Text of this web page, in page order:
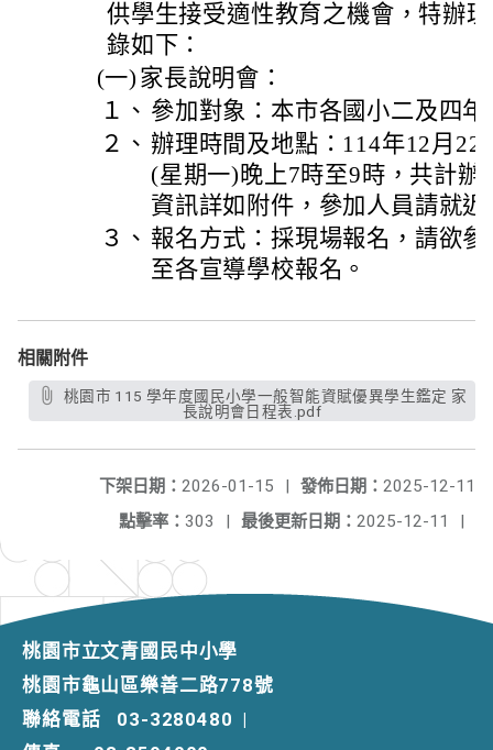
供學生接受適性教育之機會，特辦
錄如下：
(一) 家長說明會：
１、 參加對象：本市各國小二及四
２、 辦理時間及地點：114年12月22
(星期一)晚上7時至9時，共計辦
資訊詳如附件，參加人員請就
３、 報名方式：採現場報名，請欲
至各宣導學校報名。
相關附件
長說明會日程表.pdf
發佈日期： 2025-12-11
下架日期： 2026-01-15
|
最後更新日期： 2025-12-11 |
點擊率： 303 |
桃園市立文青國民中小學
桃園市龜山區樂善二路778號
聯絡電話
03-3280480 |